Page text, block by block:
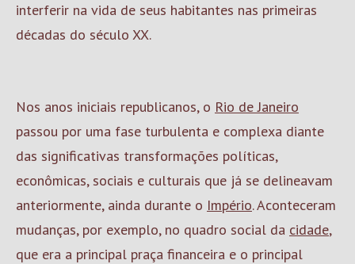
interferir na vida de seus habitantes nas primeiras
décadas do século XX.
Nos anos iniciais republicanos, o Rio de Janeiro
passou por uma fase turbulenta e complexa diante
das significativas transformações políticas,
econômicas, sociais e culturais que já se delineavam
anteriormente, ainda durante o Império. Aconteceram
mudanças, por exemplo, no quadro social da cidade,
que era a principal praça financeira e o principal